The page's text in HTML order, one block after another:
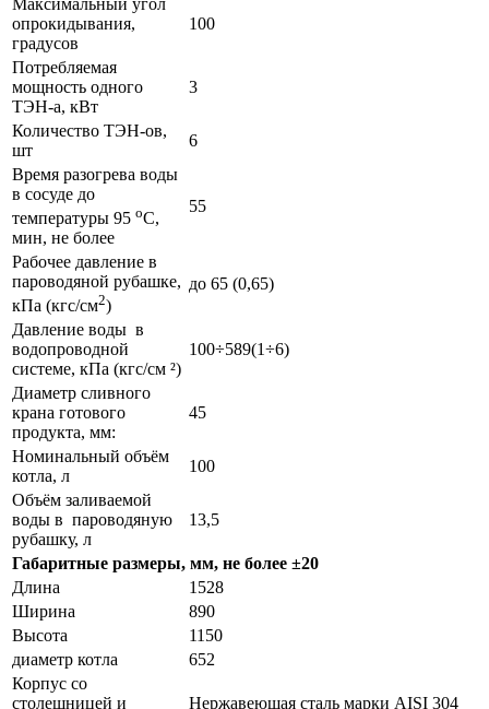
опрокидывания,
градусов
100
Потребляемая
мощность одного
ТЭН-а, кВт
3
Количество ТЭН-ов,
шт
6
Время разогрева воды
в сосуде до
температуры 95 оС,
мин, не более
55
Рабочее давление в
пароводяной рубашке,
кПа (кгс/см2)
до 65 (0,65)
Давление воды в
водопроводной
системе, кПа (кгс/см ²)
100÷589(1÷6)
Диаметр сливного
крана готового
продукта, мм:
45
Номинальный объём
котла, л
100
Объём заливаемой
воды в пароводяную
рубашку, л
13,5
Габаритные размеры, мм, не более ±20
Длина
1528
Ширина
890
Высота
1150
диаметр котла
652
Корпус со
столешницей и
Нержавеющая сталь марки AISI 304